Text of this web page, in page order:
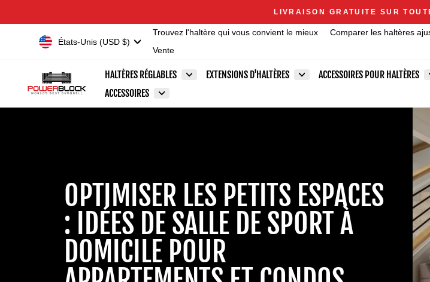
Pause
LIVRAISON GRATUITE SUR
DeviseÉtats-Unis (USD $)
Trouvez l'haltère qui vous convient le mieux Comparer les haltères
Vente
HALTÈRES RÉGLABLES EXTENSIONS D'HALTÈRES ACCESSOIRES POUR HALTÈRES
ACCESSOIRES
OPTIMISER LES PETITS ESPACES
: IDÉES DE SALLE DE SPORT À
DOMICILE POUR